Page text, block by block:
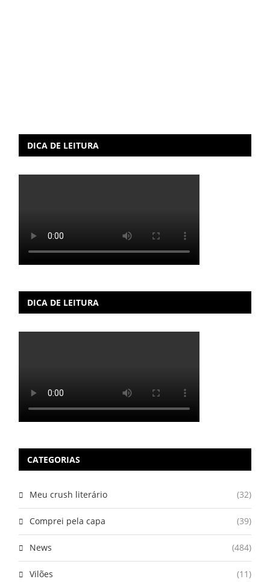
DICA DE LEITURA
DICA DE LEITURA
CATEGORIAS
Meu crush literário (32)
Comprei pela capa (39)
News (484)
Vilões (11)